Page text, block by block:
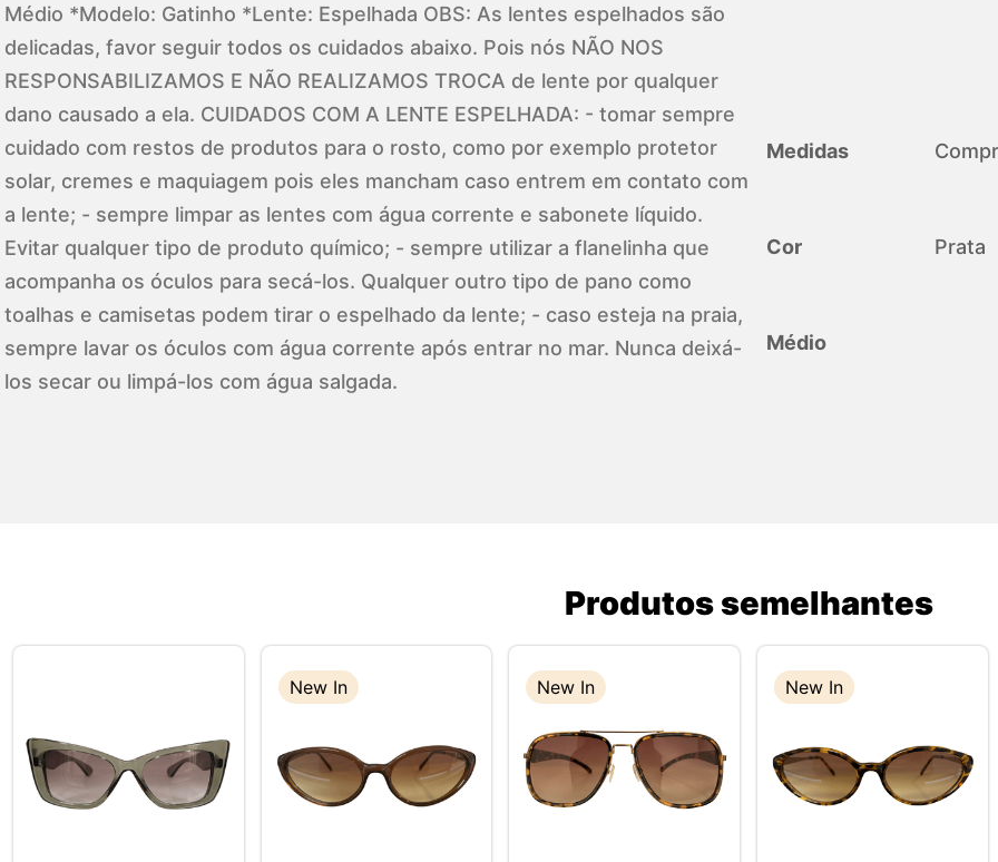
Médio *Modelo: Gatinho *Lente: Espelhada OBS: As lentes espelhados são
delicadas, favor seguir todos os cuidados abaixo. Pois nós NÃO NOS
RESPONSABILIZAMOS E NÃO REALIZAMOS TROCA de lente por qualquer
dano causado a ela. CUIDADOS COM A LENTE ESPELHADA: - tomar sempre
cuidado com restos de produtos para o rosto, como por exemplo protetor
solar, cremes e maquiagem pois eles mancham caso entrem em contato com
a lente; - sempre limpar as lentes com água corrente e sabonete líquido.
Evitar qualquer tipo de produto químico; - sempre utilizar a flanelinha que
acompanha os óculos para secá-los. Qualquer outro tipo de pano como
toalhas e camisetas podem tirar o espelhado da lente; - caso esteja na praia,
sempre lavar os óculos com água corrente após entrar no mar. Nunca deixá-
los secar ou limpá-los com água salgada.
Medidas
Cor Prata
Médio
Produtos semelhantes
New In New In New In
New In